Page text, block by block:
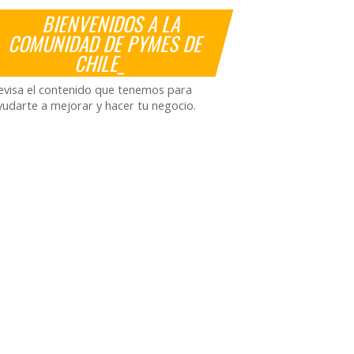
BIENVENIDOS A LA
COMUNIDAD DE PYMES DE
CHILE_
el contenido que tenemos para
a mejorar y hacer tu negocio.